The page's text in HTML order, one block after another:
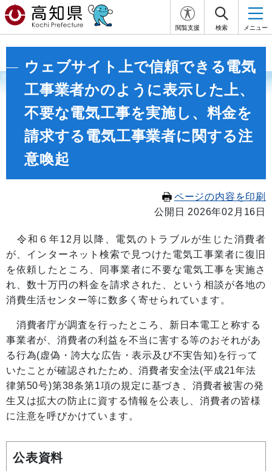
閲覧支援 検索 メニュー
ウェブサイト上で信頼できる電気
工事業者かのように表示した上、
不要な電気工事を実施し、料金を
請求する電気工事業者に関する注
意喚起
ページの内容を印刷
公開日 2026年02月16日
令和６年12月以降、電気のトラブルが生じた消費者
が、インターネット検索で見つけた電気工事業者に復旧
を依頼したところ、同事業者に不要な電気工事を実施さ
れ、数十万円の料金を請求された、という相談が各地の
消費生活センター等に数多く寄せられています。
消費者庁が調査を行ったところ、新日本電工と称する
事業者が、消費者の利益を不当に害する等のおそれがあ
る行為(虚偽・誇大な広告・表示及び不実告知)を行って
いたことが確認されたため、消費者安全法(平成21年法
律第50号)第38条第1項の規定に基づき、消費者被害の発
生又は拡大の防止に資する情報を公表し、消費者の皆様
に注意を呼びかけています。
公表資料